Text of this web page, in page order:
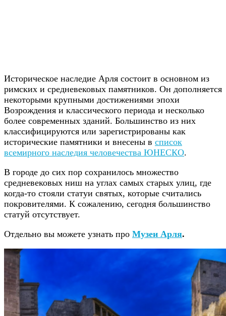
Историческое наследие Арля состоит в основном из
римских и средневековых памятников. Он дополняется
некоторыми крупными достижениями эпохи
Возрождения и классического периода и несколько
более современных зданий. Большинство из них
классифицируются или зарегистрированы как
исторические памятники и внесены в список
всемирного наследия человечества ЮНЕСКО.
В городе до сих пор сохранилось множество
средневековых ниш на углах самых старых улиц, где
когда-то стояли статуи святых, которые считались
покровителями. К сожалению, сегодня большинство
статуй отсутствует.
Отдельно вы можете узнать про Музеи Арля.